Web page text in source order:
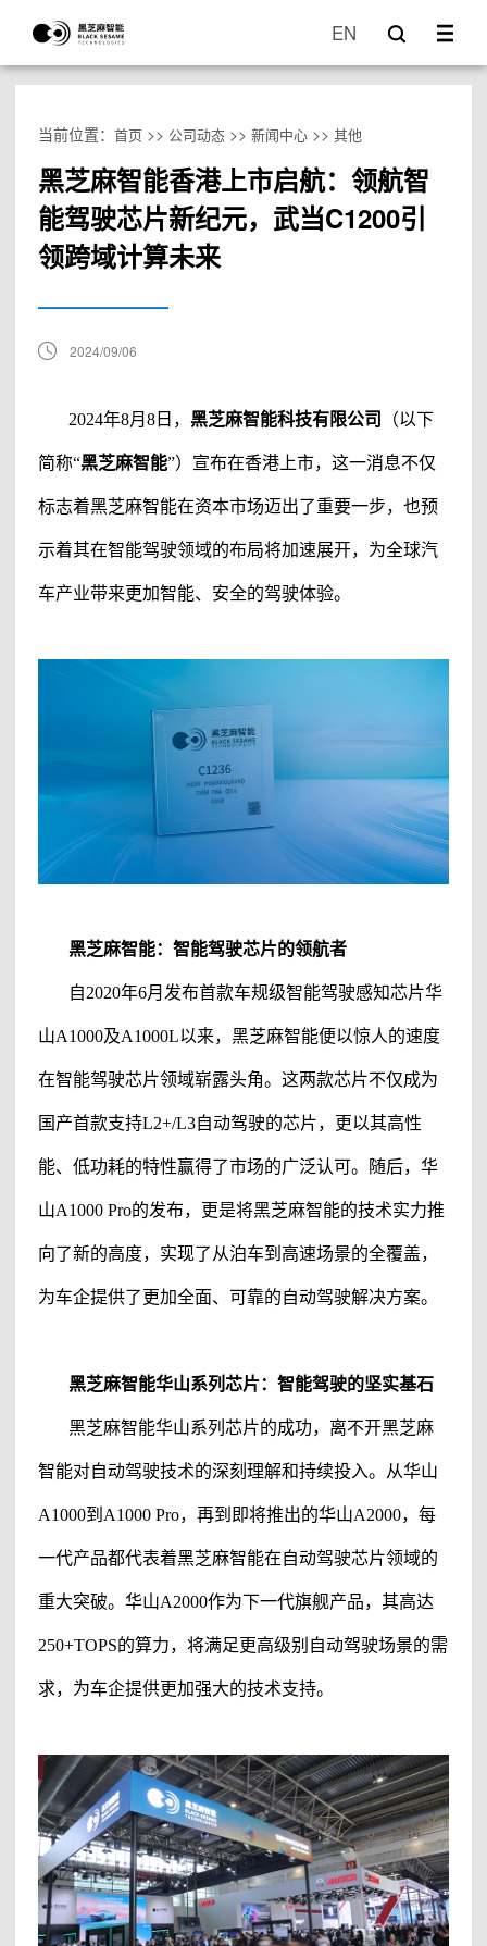
EN
当前位置： 首页 >> 公司动态>> 新闻中心>> 其他
黑芝麻智能香港上市启航：领航智
能驾驶芯片新纪元，武当C1200引
领跨域计算未来
2024/09/06
2024年8月8日 ， 黑芝麻智能科技有限公司 （以下
简称“黑芝麻智能”） 宣布在香港上市，这一消息不仅
标志着黑芝麻智能在资本市场迈出了重要一步，也预
示着其在智能驾驶领域的布局将加速展开，为全球汽
车产业带来更加智能、安全的驾驶体验。
黑芝麻智能：智能驾驶芯片的领航者
自2020年6月发布首款车规级智能驾驶感知芯片华
山A1000及A1000L以来， 黑芝麻智能便以惊人的速度
在智能驾驶芯片领域崭露头角。这两款芯片不仅成为
国产首款支持L2+/L3自动驾驶的芯片，更以其高性
能、低功耗的特性赢得了市场的广泛认可。随后，华
山A1000 Pro的发布，更是将黑芝麻智能的技术实力推
向了新的高度，实现了从泊车到高速场景的全覆盖，
为车企提供了更加全面、可靠的自动驾驶解决方案。
黑芝麻智能华山系列芯片：智能驾驶的坚实基石
黑芝麻智能华山系列 芯片的成功，离不开黑芝麻
智能对自动驾驶技术的深刻理解和持续投入。从华山
A1000到A1000 Pro，再到即将推出的华山A2000，每
一代产品都代表着黑芝麻智能在自动驾驶芯片领域的
重大突破。华山A2000作为下一代旗舰产品，其高达
250+TOPS的算力，将满足更高级别自动驾驶场景的需
求，为车企提供更加强大的技术支持。